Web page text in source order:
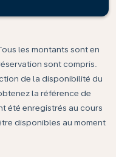
les montants sont en
sont compris.
de la disponibilité du
la référence de
été enregistrés au cours
disponibles au moment